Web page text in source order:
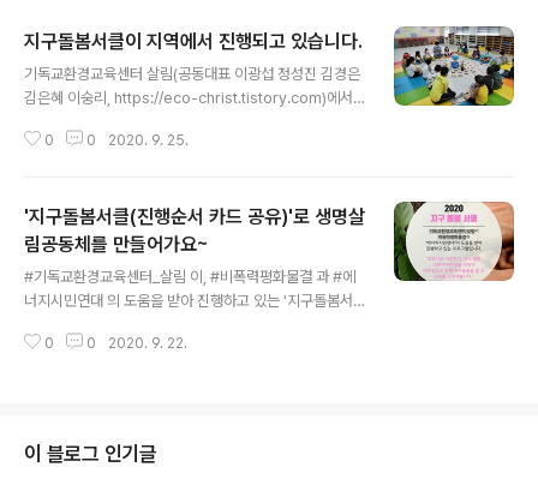
지구돌봄서클이 지역에서 진행되고 있습니다.
기독교환경교육센터 살림(공동대표 이광섭 정성진 김경은
김은혜 이숭리, https://eco-christ.tistory.com)에서
고 기후와 미래를 지키기 위하여 비폭력평화물결(대표 박
노하고 비난하며, 두려움과 방관(혹은 적당히 거리두기),
회피(혹은 부인하기)하는 우리의 모습을 직접 마주하면서
함께 성장하고 치유되는 생명살림의 공동체가 되어가기 위
함입니다. 지난 6월 5일 세계 환경의날에 '지구돌봄서클
교안 발표회'와 '지구돌봄서클 진행자워크숍'를 개최한 이
후로, 서울 경기 대전 전남 등 8곳 지역에서 온오프라인 방
0 0 2020. 9. 25.
'지구돌봄서클(진행순서 카드 공유)'로 생명살
림공동체를 만들어가요~
#기독교환경교육센터_살림 이, #비폭력평화물결 과 #에
너지시민연대 의 도움을 받아 진행하고 있는 '지구돌봄서
후 위기는 물론, 에너지와 먹을거리, 쓰레기대란 등 크고작
용 사진세트가 몇개 남아 있네요. 혹 필요하신 분이 계실런
지요?
0 0 2020. 9. 22.
이 블로그 인기글